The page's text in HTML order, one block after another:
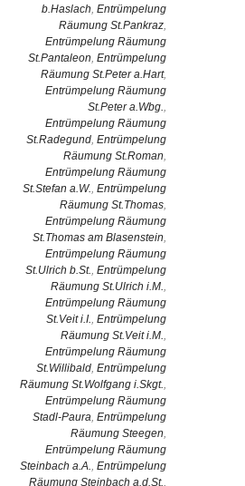
b.Haslach, Entrümpelung
Räumung St.Pankraz,
Entrümpelung Räumung
St.Pantaleon, Entrümpelung
Räumung St.Peter a.Hart,
Entrümpelung Räumung
St.Peter a.Wbg.,
Entrümpelung Räumung
St.Radegund, Entrümpelung
Räumung St.Roman,
Entrümpelung Räumung
St.Stefan a.W., Entrümpelung
Räumung St.Thomas,
Entrümpelung Räumung
St.Thomas am Blasenstein,
Entrümpelung Räumung
St.Ulrich b.St., Entrümpelung
Räumung St.Ulrich i.M.,
Entrümpelung Räumung
St.Veit i.I., Entrümpelung
Räumung St.Veit i.M.,
Entrümpelung Räumung
St.Willibald, Entrümpelung
Räumung St.Wolfgang i.Skgt.,
Entrümpelung Räumung
Stadl-Paura, Entrümpelung
Räumung Steegen,
Entrümpelung Räumung
Steinbach a.A., Entrümpelung
Räumung Steinbach a.d.St.,